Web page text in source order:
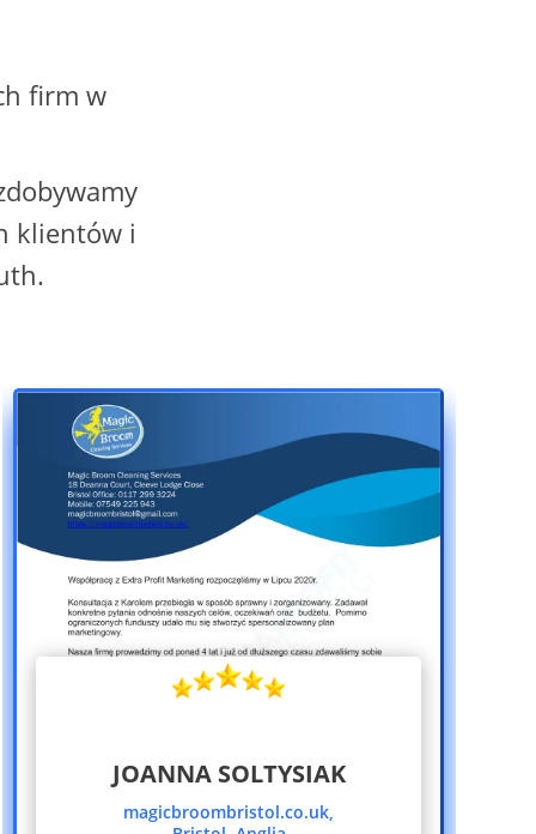
firm w
klientów i
JOANNA SOLTYSIAK
magicbroombristol.co.uk,